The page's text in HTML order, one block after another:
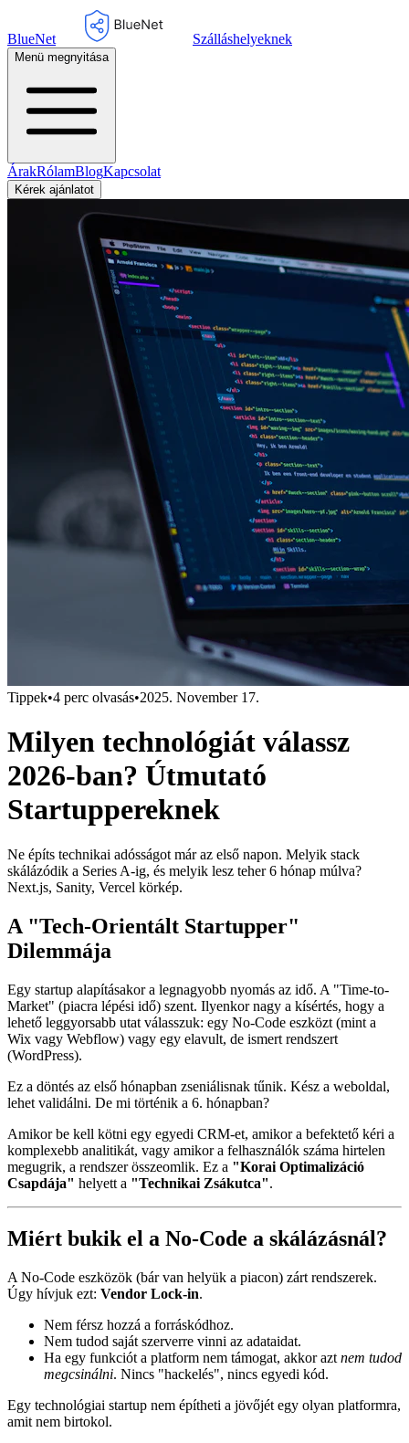
BlueNet Szálláshelyeknek
Menü megnyitása
ÁrakRólamBlogKapcsolat
Kérek ajánlatot
Tippek•4 perc olvasás•2025. November 17.
Milyen technológiát válassz
2026-ban? Útmutató
Startuppereknek
Ne építs technikai adósságot már az első napon. Melyik stack
skálázódik a Series A-ig, és melyik lesz teher 6 hónap múlva?
Next.js, Sanity, Vercel körkép.
A "Tech-Orientált Startupper"
Dilemmája
Egy startup alapításakor a legnagyobb nyomás az idő. A "Time-to-
Market" (piacra lépési idő) szent. Ilyenkor nagy a kísértés, hogy a
lehető leggyorsabb utat válasszuk: egy No-Code eszközt (mint a
Wix vagy Webflow) vagy egy elavult, de ismert rendszert
(WordPress).
Ez a döntés az első hónapban zseniálisnak tűnik. Kész a weboldal,
lehet validálni. De mi történik a 6. hónapban?
Amikor be kell kötni egy egyedi CRM-et, amikor a befektető kéri a
komplexebb analitikát, vagy amikor a felhasználók száma hirtelen
megugrik, a rendszer összeomlik. Ez a "Korai Optimalizáció
Csapdája" helyett a "Technikai Zsákutca".
Miért bukik el a No-Code a skálázásnál?
A No-Code eszközök (bár van helyük a piacon) zárt rendszerek.
Úgy hívjuk ezt: Vendor Lock-in.
Nem férsz hozzá a forráskódhoz.
Nem tudod saját szerverre vinni az adataidat.
Ha egy funkciót a platform nem támogat, akkor azt nem tudod
megcsinálni. Nincs "hackelés", nincs egyedi kód.
Egy technológiai startup nem építheti a jövőjét egy olyan platformra,
amit nem birtokol.